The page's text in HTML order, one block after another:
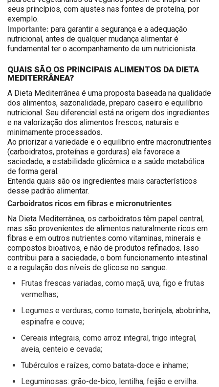
seus princípios, com ajustes nas fontes de proteína, por
exemplo.
Importante: para garantir a segurança e a adequação
nutricional, antes de qualquer mudança alimentar é
fundamental ter o acompanhamento de um nutricionista.
QUAIS SÃO OS PRINCIPAIS ALIMENTOS DA DIETA
MEDITERRÂNEA?
A Dieta Mediterrânea é uma proposta baseada na qualidade
dos alimentos, sazonalidade, preparo caseiro e equilíbrio
nutricional. Seu diferencial está na origem dos ingredientes
e na valorização dos alimentos frescos, naturais e
minimamente processados.
Ao priorizar a variedade e o equilíbrio entre macronutrientes
(carboidratos, proteínas e gorduras) ela favorece a
saciedade, a estabilidade glicêmica e a saúde metabólica
de forma geral.
Entenda quais são os ingredientes mais característicos
desse padrão alimentar.
Carboidratos ricos em fibras e micronutrientes
Na Dieta Mediterrânea, os carboidratos têm papel central,
mas são provenientes de alimentos naturalmente ricos em
fibras e em outros nutrientes como vitaminas, minerais e
compostos bioativos, e não de produtos refinados. Isso
contribui para a saciedade, o bom funcionamento intestinal
e a regulação dos níveis de glicose no sangue.
Frutas frescas variadas, como maçã, uva, figo e frutas
vermelhas;
Legumes e verduras, como tomate, berinjela, abobrinha,
espinafre e couve;
Cereais integrais, como arroz integral, trigo integral,
aveia, centeio e cevada;
Tubérculos e raízes, como batata-doce e inhame;
Leguminosas: grão-de-bico, lentilha, feijão e ervilha.